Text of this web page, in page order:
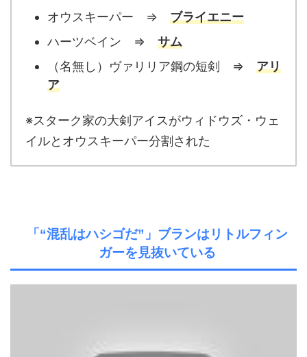
オウスキーパー ⇒ ブライエニー
ハーツベイン ⇒ サム
（名無し）ヴァリリア鋼の短剣 ⇒ アリ
ア
※スターク家の大剣アイスがウィドウズ・ウェ
イルとオウスキーパー分割された
「“混乱はハシゴだ”」ブランはリトルフィン
ガーを見抜いている